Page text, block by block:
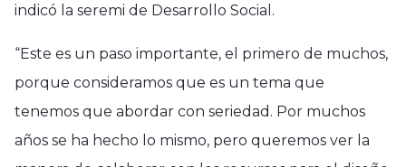
indicó la seremi de Desarrollo Social.
“Este es un paso importante, el primero de muchos,
porque consideramos que es un tema que
tenemos que abordar con seriedad. Por muchos
años se ha hecho lo mismo, pero queremos ver la